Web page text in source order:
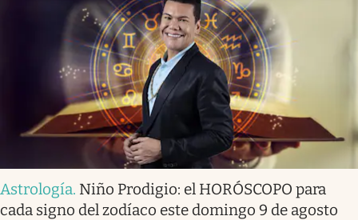
Astrología. Niño Prodigio: el HORÓSCOPO para
cada signo del zodíaco este domingo 9 de agosto